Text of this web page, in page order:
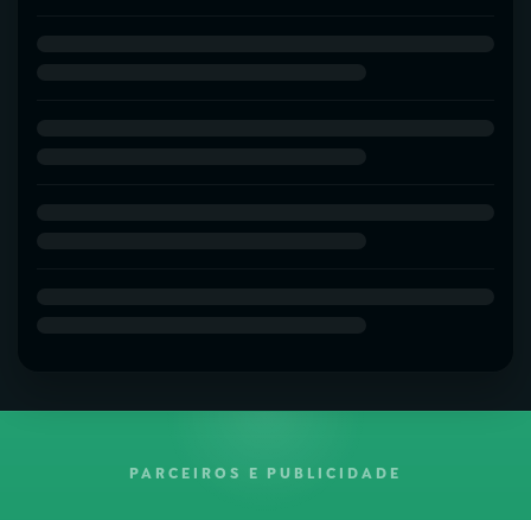
PARCEIROS E PUBLICIDADE